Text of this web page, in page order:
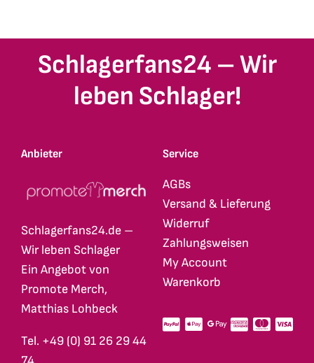
Schlagerfans24 – Wir
leben Schlager!
Anbieter
Schlagerfans24.de –
Wir leben Schlager
Ein Angebot von
Promote Merch,
Matthias Lohbeck
Tel. +49 (0) 91 26 29 44
Service
AGBs
Versand & Lieferung
Widerruf
Zahlungsweisen
My Account
Warenkorb